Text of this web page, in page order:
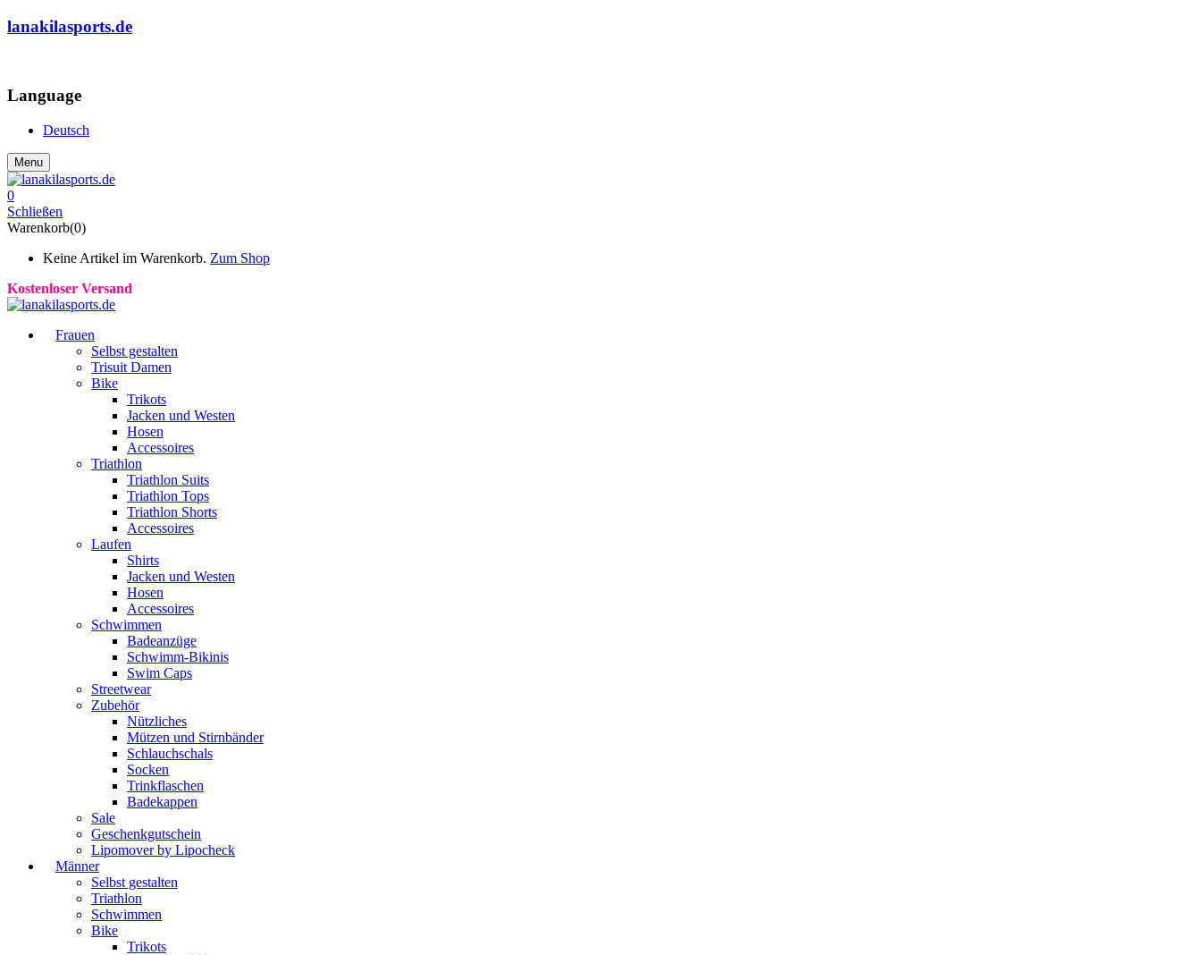
lanakilasports.de
Language
Deutsch
Menu
0
Schließen
Warenkorb(0)
Keine Artikel im Warenkorb. Zum Shop
Kostenloser Versand
Frauen
Selbst gestalten
Trisuit Damen
Bike
Trikots
Jacken und Westen
Hosen
Accessoires
Triathlon
Triathlon Suits
Triathlon Tops
Triathlon Shorts
Accessoires
Laufen
Shirts
Jacken und Westen
Hosen
Accessoires
Schwimmen
Badeanzüge
Schwimm-Bikinis
Swim Caps
Streetwear
Zubehör
Nützliches
Mützen und Stirnbänder
Schlauchschals
Socken
Trinkflaschen
Badekappen
Sale
Geschenkgutschein
Lipomover by Lipocheck
Männer
Selbst gestalten
Triathlon
Schwimmen
Bike
Trikots